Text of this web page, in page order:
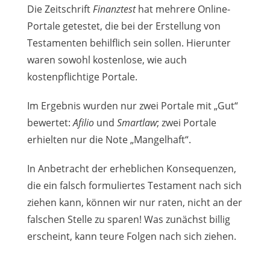
Die ZeitschriftFinanztesthat mehrere Online-
Portale getestet, die bei der Erstellung von
Testamenten behilflich sein sollen. Hierunter
waren sowohl kostenlose, wie auch
kostenpflichtige Portale.
Im Ergebnis wurden nur zwei Portale mit „Gut“
bewertet:Afilio und Smartlaw; zwei Portale
erhielten nur die Note „Mangelhaft“.
In Anbetracht der erheblichen Konsequenzen,
die ein falsch formuliertes Testament nach sich
ziehen kann, können wir nur raten, nicht an der
falschen Stelle zu sparen! Was zunächst billig
erscheint, kann teure Folgen nach sich ziehen.